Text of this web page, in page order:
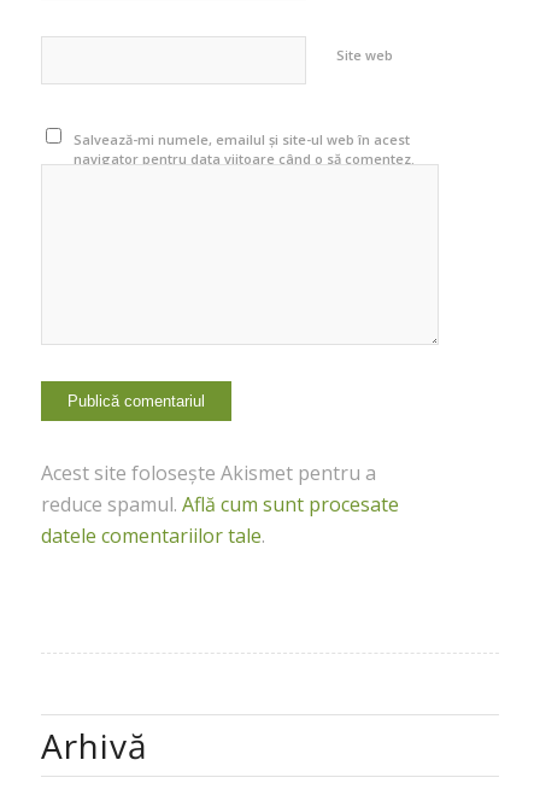
Site web
Salvează-mi numele, emailul și site-ul web în acest
navigator pentru data viitoare când o să comentez.
Acest site folosește Akismet pentru a
reduce spamul. Află cum sunt procesate
datele comentariilor tale.
Arhivă